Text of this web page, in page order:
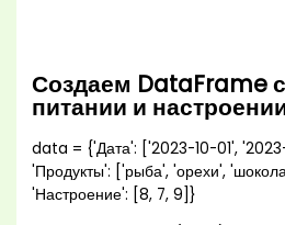
Создаем DataFrame
питании и
data = {'Дата': ['2023-10-01',
'Продукты': ['рыба', 'орехи',
'Настроение': [8, 7, 9]}